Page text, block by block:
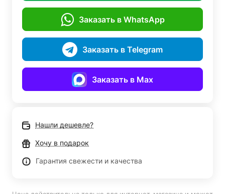
Заказать в WhatsApp
Заказать в Telegram
Заказать в Max
Нашли дешевле?
Хочу в подарок
Гарантия свежести и качества